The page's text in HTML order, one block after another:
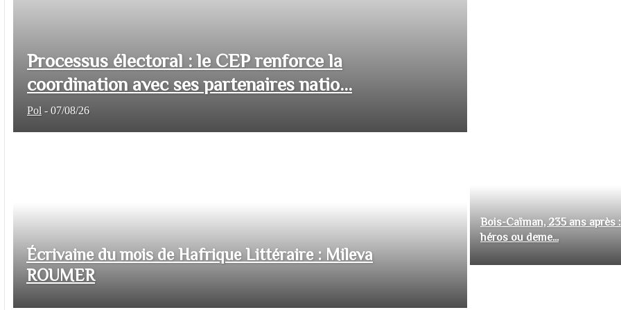
Processus électoral : le CEP renforce la
coordination avec ses partenaires natio...
Pol - 07/08/26
Écrivaine du mois de Hafrique Littéraire : Mileva
ROUMER
Bois-Caïman, 235 ans après
héros ou deme...